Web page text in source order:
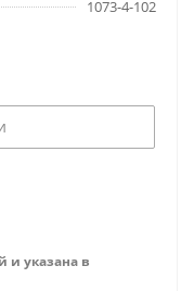
1073-4-102
и указана в